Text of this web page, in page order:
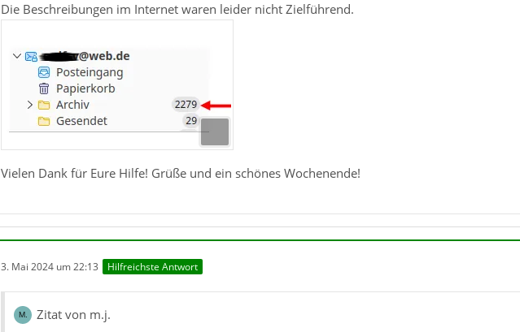
Die Beschreibungen im Internet waren leider nicht Zielführend.
Vielen Dank für Eure Hilfe! Grüße und ein schönes Wochenende!
3. Mai 2024 um 22:13 Hilfreichste Antwort
Zitat von m.j.